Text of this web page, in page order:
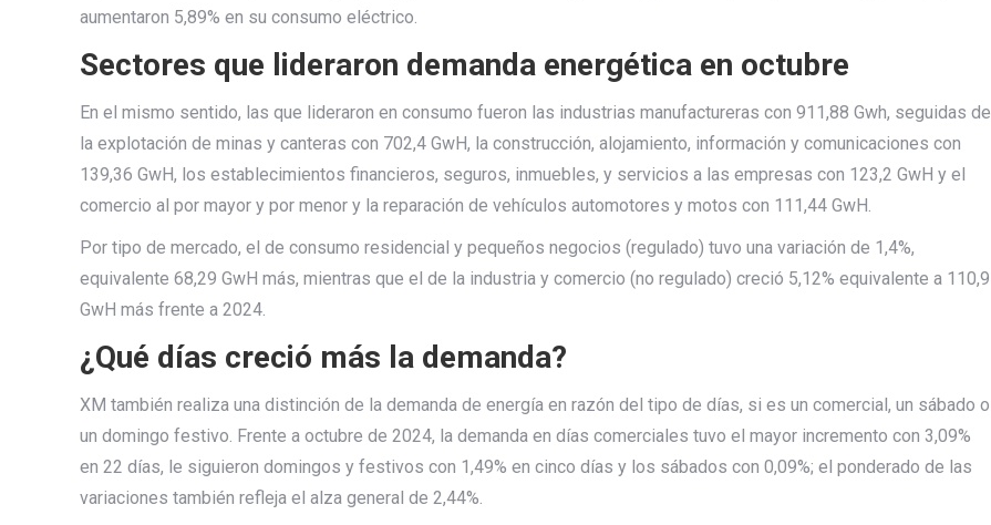
aumentaron 5,89% en su consumo eléctrico.
Sectores que lideraron demanda energética en octubre
En el mismo sentido, las que lideraron en consumo fueron las industrias manufactureras con 911,88 Gwh, seguidas de
la explotación de minas y canteras con 702,4 GwH, la construcción, alojamiento, información y comunicaciones con
139,36 GwH, los establecimientos financieros, seguros, inmuebles, y servicios a las empresas con 123,2 GwH y el
comercio al por mayor y por menor y la reparación de vehículos automotores y motos con 111,44 GwH.
Por tipo de mercado, el de consumo residencial y pequeños negocios (regulado) tuvo una variación de 1,4%,
equivalente 68,29 GwH más, mientras que el de la industria y comercio (no regulado) creció 5,12% equivalente a 110,9
GwH más frente a 2024.
¿Qué días creció más la demanda?
XM también realiza una distinción de la demanda de energía en razón del tipo de días, si es un comercial, un sábado o
un domingo festivo. Frente a octubre de 2024, la demanda en días comerciales tuvo el mayor incremento con 3,09%
en 22 días, le siguieron domingos y festivos con 1,49% en cinco días y los sábados con 0,09%; el ponderado de las
variaciones también refleja el alza general de 2,44%.